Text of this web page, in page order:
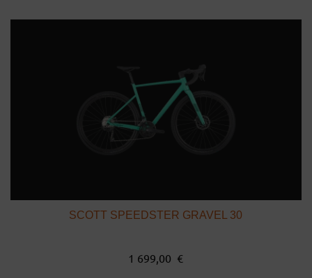
SCOTT SPEEDSTER GRAVEL 30
1 699,00 €